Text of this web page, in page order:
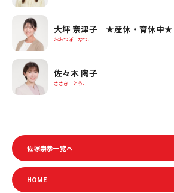
大坪 奈津子 ★産休・育休中★
おおつぼ なつこ
佐々木 陶子
ささき とうこ
佐塚崇恭一覧へ
HOME